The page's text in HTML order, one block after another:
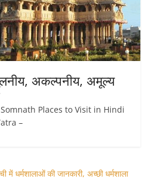
अकल्पनीय, अमूल्य
Places to Visit in Hindi
–
की जानकारी, अच्छी धर्मशाला